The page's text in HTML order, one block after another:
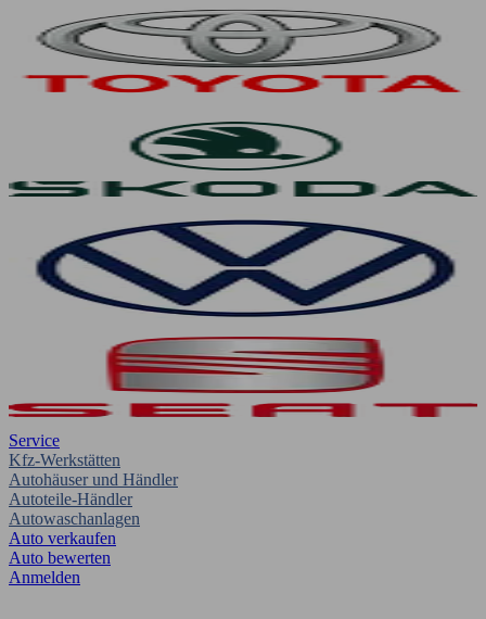
Service
Kfz-Werkstätten
Autohäuser und Händler
Autoteile-Händler
Autowaschanlagen
Auto verkaufen
Auto bewerten
Anmelden